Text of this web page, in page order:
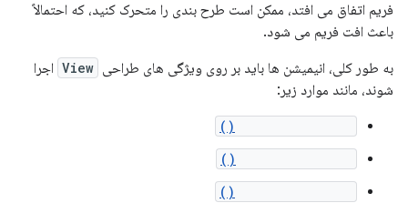
فریم اتفاق می افتد، ممکن است طرح بندی را متحرک کنید، که احتمالاً
باعث افت فریم می شود.
به طور کلی، انیمیشن ها باید بر روی ویژگی های طراحی View اجرا
شوند، مانند موارد زیر: